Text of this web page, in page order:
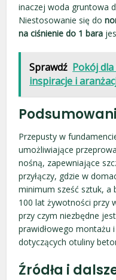
inaczej woda gruntowa
Niestosowanie się do
na ciśnienie do 1 bara
Sprawdź Pokój
inspiracje i
Przepusty w
umożliwiające
nośną, zapewniające
przyłączy, gdzie w
minimum sześć sztuk,
100 lat żywotności przy
przy czym niezbędne
prawidłowego montażu
dotyczących otuliny
Źródła i